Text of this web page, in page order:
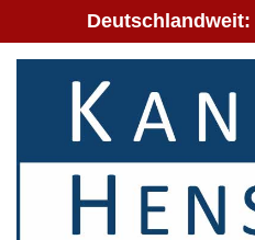
Deutschlandweit: